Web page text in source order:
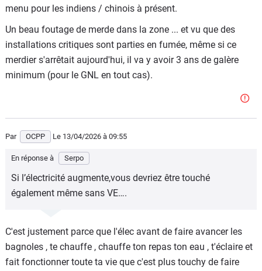
menu pour les indiens / chinois à présent.
Un beau foutage de merde dans la zone ... et vu que des
installations critiques sont parties en fumée, même si ce
merdier s'arrêtait aujourd'hui, il va y avoir 3 ans de galère
minimum (pour le GNL en tout cas).
Par OCPP Le 13/04/2026 à 09:55
En réponse à Serpo
Si l’électricité augmente,vous devriez être touché
également même sans VE….
C'est justement parce que l'élec avant de faire avancer les
bagnoles , te chauffe , chauffe ton repas ton eau , t'éclaire et
fait fonctionner toute ta vie que c'est plus touchy de faire